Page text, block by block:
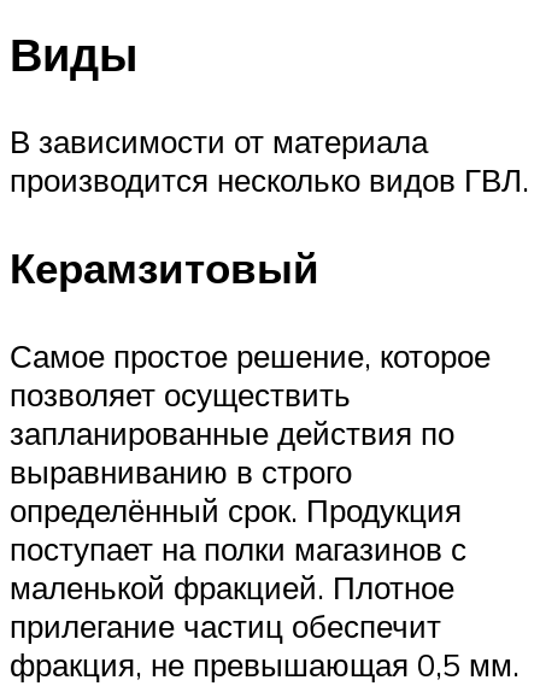
Виды
В зависимости от материала
производится несколько видов ГВЛ.
Керамзитовый
Самое простое решение, которое
позволяет осуществить
запланированные действия по
выравниванию в строго
определённый срок. Продукция
поступает на полки магазинов с
маленькой фракцией. Плотное
прилегание частиц обеспечит
фракция, не превышающая 0,5 мм.